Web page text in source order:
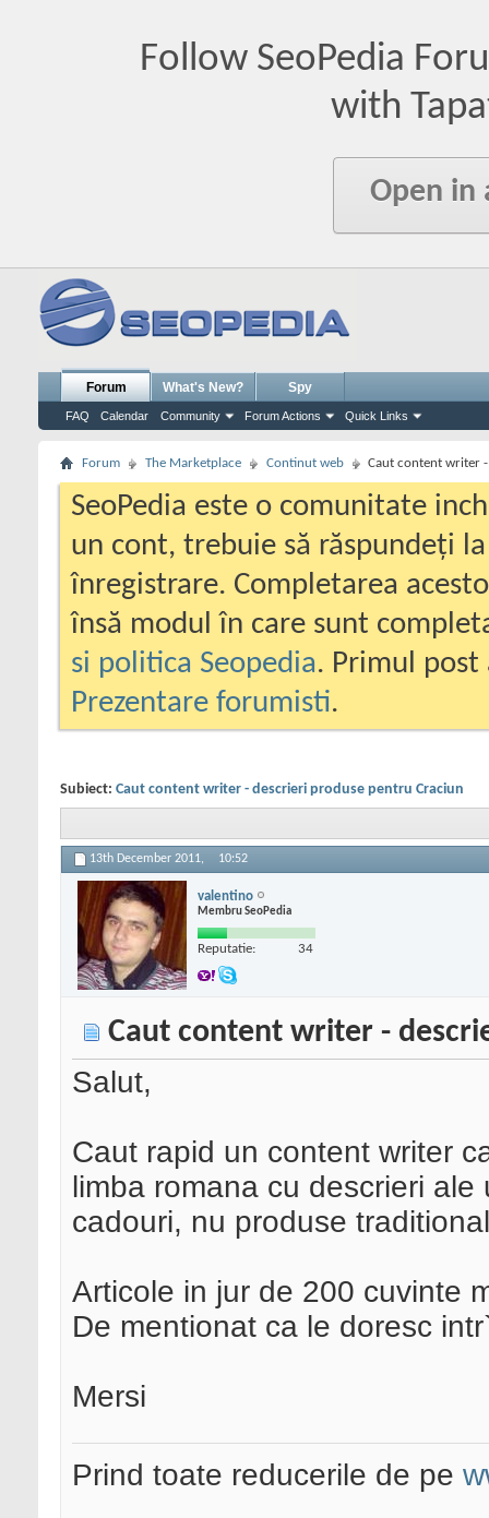
Follow SeoPedia
with
Open in
Forum
FAQ Calendar Community Forum Actions Quick Links
What's New? Spy
Forum The Marketplace Continut web Caut content writer
SeoPedia este o comunitate
un cont, trebuie să răspundeți
înregistrare. Completarea
însă modul în care sunt
si politica Seopedia. Primul
Prezentare forumisti.
Subiect: Caut content writer - descrieri produse pentru Craciun
13th December 2011, 10:52
valentino
Membru SeoPedia
Reputatie: 34
Caut content writer -
Salut,
Caut rapid un content writer
limba romana cu descrieri
cadouri, nu produse
Articole in jur de 200 cuvinte
De mentionat ca le doresc
Mersi
Prind toate reducerile de pe